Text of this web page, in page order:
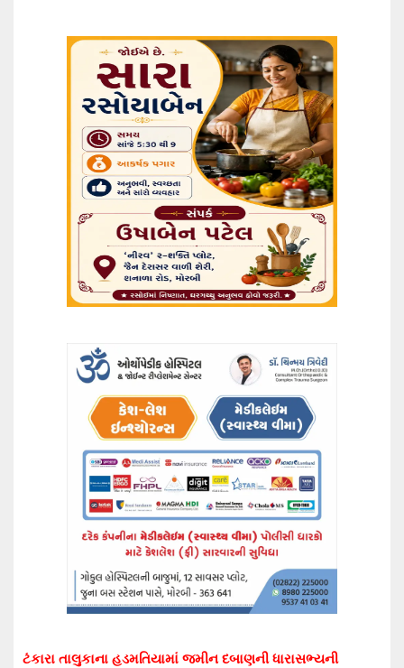
ટંકારા તાલુકાના હડમતિયામાં જમીન દબાણની ધારાસભ્યની